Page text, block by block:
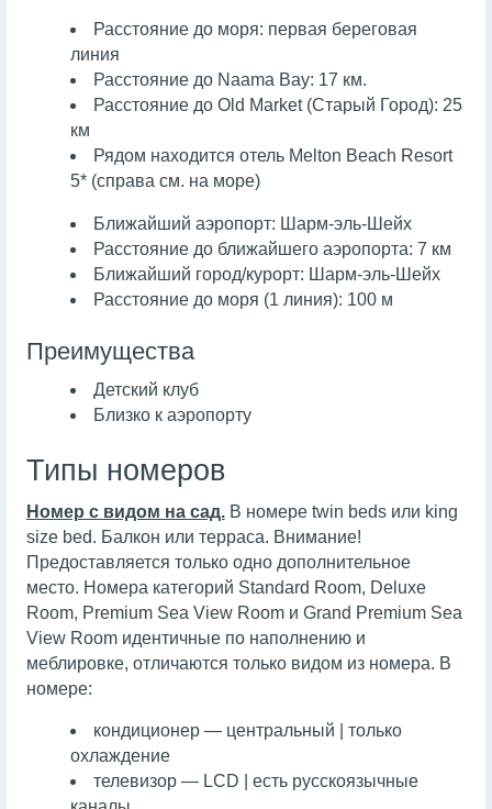
Расстояние до моря: первая береговая
линия
Расстояние до Naama Bay: 17 км.
Расстояние до Old Market (Старый Город): 25
км
Рядом находится отель ­­­­­­­­­­­­­­­­­­­­­­­­­­­­Melton Beach Resort
5* (справа см. на море)
Ближайший аэропорт: Шарм-эль-Шейх
Расстояние до ближайшего аэропорта: 7 км
Ближайший город/курорт: Шарм-эль-Шейх
Расстояние до моря (1 линия): 100 м
Преимущества
Детский клуб
Близко к аэропорту
Типы номеров
Номер с видом на сад.В номере twin beds или king
size bed. Балкон или терраса. Внимание!
Предоставляется только одно дополнительное
место. Номера категорий Standard Room, Deluxe
Room, Premium Sea View Room и Grand Premium Sea
View Room идентичные по наполнению и
меблировке, отличаются только видом из номера. В
номере:
кондиционер — центральный | только
охлаждение
телевизор — LCD | есть русскоязычные